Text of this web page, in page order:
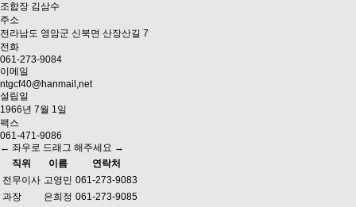
조합장 김삼수
주소
전라남도 영암군 신북면 산장산길 7
전화
061-273-9084
이메일
ntgcf40@hanmail,net
설립일
1966년 7월 1일
팩스
061-471-9086
← 좌우로 드래그 해주세요 →
직위
이름
연락처
전무이사 고영민 061-273-9083
과장
은희정 061-273-9085